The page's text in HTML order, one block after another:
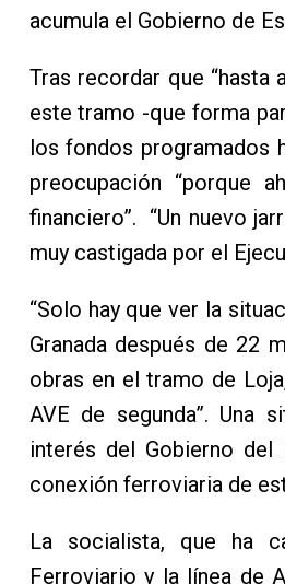
acumula el Gobierno de
Tras recordar que “hasta
este tramo -que forma
los fondos programados
preocupación “porque
financiero”. “Un nuevo
muy castigada por el
“Solo hay que ver la
Granada después de 22
obras en el tramo de
AVE de segunda”. Una
interés del Gobierno
conexión ferroviaria de
La socialista, que ha
Ferroviario y la línea de